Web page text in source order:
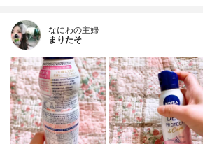
なにわの主婦
まりたそ